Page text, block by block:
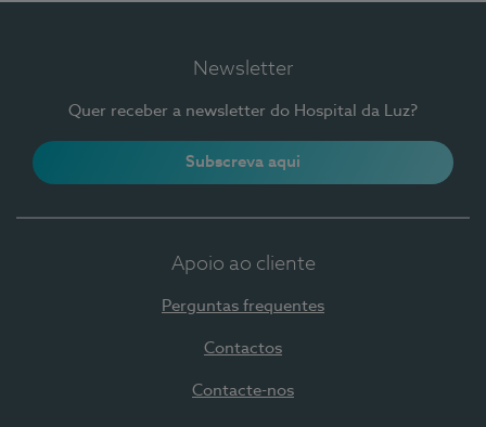
Newsletter
Quer receber a newsletter do Hospital da Luz?
Subscreva aqui
Apoio ao cliente
Perguntas frequentes
Contactos
Contacte-nos